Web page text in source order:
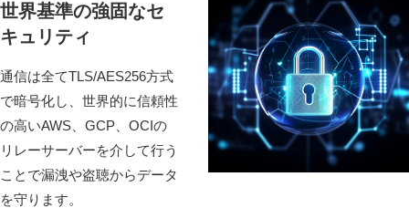
世界基準の強固なセ
キュリティ
通信は全てTLS/AES256⽅式
で暗号化し、世界的に信頼性
の⾼いAWS、GCP、OCIの
リレーサーバーを介して⾏う
ことで漏洩や盗聴からデータ
を守ります。